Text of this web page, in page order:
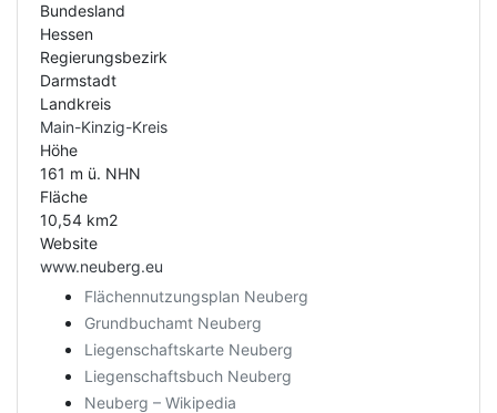
Bundesland
Hessen
Regierungsbezirk
Darmstadt
Landkreis
Main-Kinzig-Kreis
Höhe
161 m ü. NHN
Fläche
10,54 km2
Website
www.neuberg.eu
Flächennutzungsplan Neuberg
Grundbuchamt Neuberg
Liegenschaftskarte Neuberg
Liegenschaftsbuch Neuberg
Neuberg – Wikipedia